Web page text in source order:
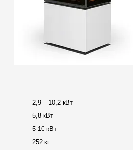
2,9 – 10,2 кВт
5,8 кВт
5-10 кВт
252 кг